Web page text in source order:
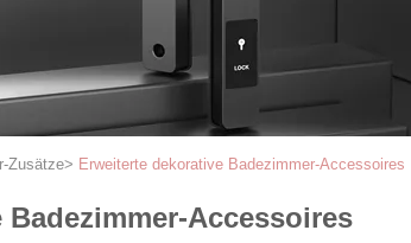
Zusätze> Erweiterte dekorative Badezimmer-Accessoires
Accessoires